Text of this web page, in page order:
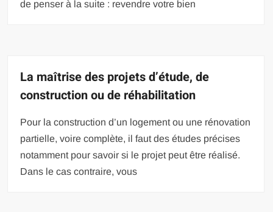
de penser à la suite : revendre votre bien
La maîtrise des projets d’étude, de
construction ou de réhabilitation
Pour la construction d’un logement ou une rénovation
partielle, voire complète, il faut des études précises
notamment pour savoir si le projet peut être réalisé.
Dans le cas contraire, vous